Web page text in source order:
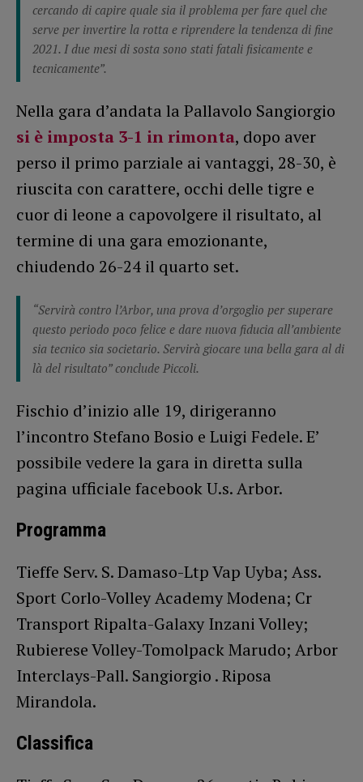
cercando di capire quale sia il problema per fare quel che
serve per invertire la rotta e riprendere la tendenza di fine
2021. I due mesi di sosta sono stati fatali fisicamente e
tecnicamente”.
Nella gara d’andata la Pallavolo Sangiorgio
si è imposta 3-1 in rimonta, dopo aver
perso il primo parziale ai vantaggi, 28-30, è
riuscita con carattere, occhi delle tigre e
cuor di leone a capovolgere il risultato, al
termine di una gara emozionante,
chiudendo 26-24 il quarto set.
“Servirà contro l’Arbor, una prova d’orgoglio per superare
questo periodo poco felice e dare nuova fiducia all’ambiente
sia tecnico sia societario. Servirà giocare una bella gara al di
là del risultato” conclude Piccoli.
Fischio d’inizio alle 19, dirigeranno
l’incontro Stefano Bosio e Luigi Fedele. E’
possibile vedere la gara in diretta sulla
pagina ufficiale facebook U.s. Arbor.
Programma
Tieffe Serv. S. Damaso-Ltp Vap Uyba; Ass.
Sport Corlo-Volley Academy Modena; Cr
Transport Ripalta-Galaxy Inzani Volley;
Rubierese Volley-Tomolpack Marudo; Arbor
Interclays-Pall. Sangiorgio . Riposa
Mirandola.
Classifica